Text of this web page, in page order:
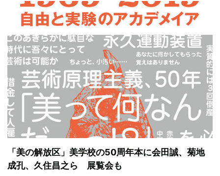
「美の解放区」美学校の50周年本に会田誠、菊地
成孔、久住昌之ら 展覧会も